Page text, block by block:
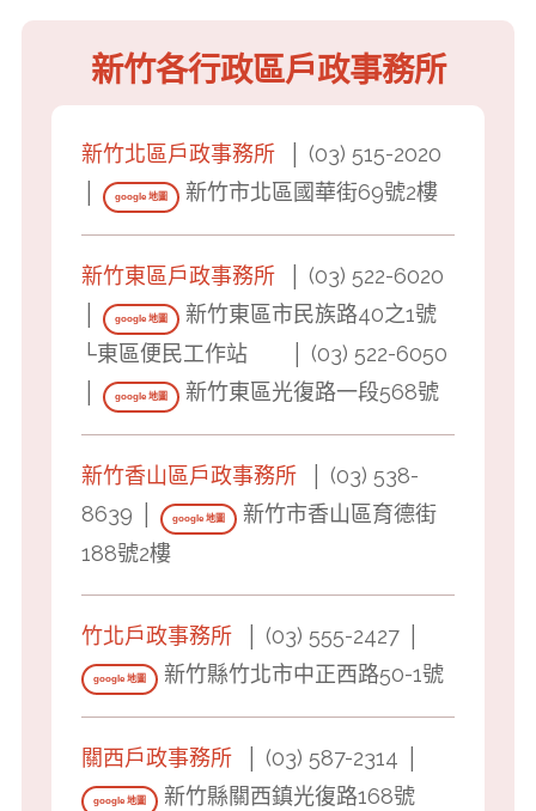
新竹各行政區戶政事務所
新竹北區戶政事務所 │ (03) 515-2020
google 地圖 新竹市北區國華街69號2樓
新竹東區戶政事務所 │ (03) 522-6020
google 地圖
新竹東區市民族路40之1號
└東區便民工作站 │ (03) 522-6050
google 地圖 新竹東區光復路一段568號
新竹香山區戶政事務所 │ (03) 538-
8639 │
google 地圖
新竹市香山區育德街
188號2樓
竹北戶政事務所 │ (03) 555-2427 │
google 地圖 新竹縣竹北市中正西路50-1號
關西戶政事務所 │ (03) 587-2314 │
google 地圖 新竹縣關西鎮光復路168號